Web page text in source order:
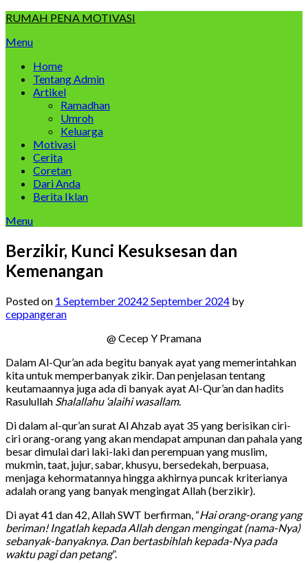
Skip
content
RUMAH PENA MOTIVASI
Menu
Home
Tentang Admin
Artikel
Ramadhan
Umroh
Keluarga
Motivasi
Cerita
Coretan
Dari Anda
Berita Iklan
Menu
Berzikir, Kunci Kesuksesan dan
Kemenangan
Posted on 1 September 20242 September 2024 by
ceppangeran
@ Cecep Y Pramana
Dalam Al-Qur’an ada begitu banyak ayat yang memerintahkan
kita untuk memperbanyak zikir. Dan penjelasan tentang
keutamaannya juga ada di banyak ayat Al-Qur’an dan hadits
Rasulullah Shalallahu ‘alaihi wasallam.
Di dalam al-qur’an surat Al Ahzab ayat 35 yang berisikan ciri-
ciri orang-orang yang akan mendapat ampunan dan pahala yang
besar dimulai dari laki-laki dan perempuan yang muslim,
mukmin, taat, jujur, sabar, khusyu, bersedekah, berpuasa,
menjaga kehormatannya hingga akhirnya puncak kriterianya
adalah orang yang banyak mengingat Allah (berzikir).
Di ayat 41 dan 42, Allah SWT berfirman, “Hai orang-orang yang
beriman! Ingatlah kepada Allah dengan mengingat (nama-Nya)
sebanyak-banyaknya. Dan bertasbihlah kepada-Nya pada
waktu pagi dan petang”.